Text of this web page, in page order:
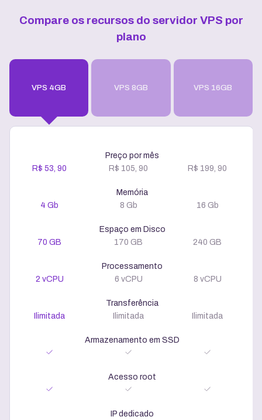
Compare os recursos do servidor VPS por
plano
VPS 4GB VPS 8GB VPS 16GB
Preço por mês
R$ 53, 90
R$ 105, 90 R$ 199, 90
Memória
4 Gb
8 Gb 16 Gb
Espaço em Disco
70 GB
170 GB 240 GB
Processamento
2 vCPU
6 vCPU 8 vCPU
Transferência
Ilimitada
Ilimitada Ilimitada
Armazenamento em SSD
Acesso root
IP dedicado